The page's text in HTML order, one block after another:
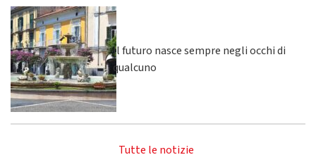
Il futuro nasce sempre negli occhi di
qualcuno
Tutte le notizie